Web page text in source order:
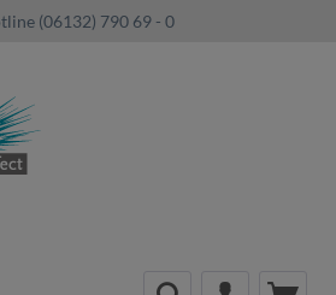
(06132) 790 69 - 0